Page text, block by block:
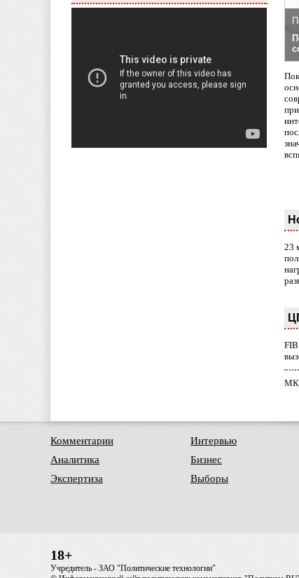
23
МК.
Комментарии
Аналитика
Экспертиза
Интервью
Бизнес
Выборы
18+
Учредитель - ЗАО "Политические технологии"